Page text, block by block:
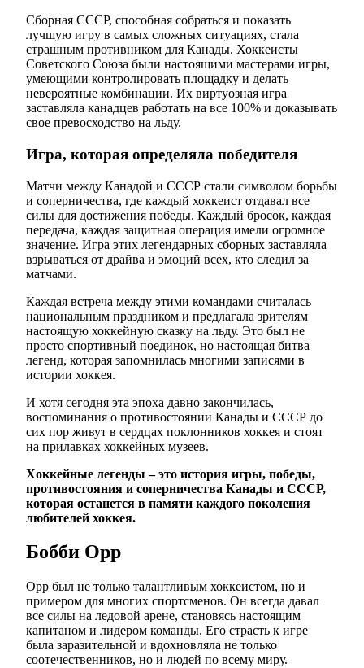
Сборная СССР, способная собраться и показать
лучшую игру в самых сложных ситуациях, стала
страшным противником для Канады. Хоккеисты
Советского Союза были настоящими мастерами игры,
умеющими контролировать площадку и делать
невероятные комбинации. Их виртуозная игра
заставляла канадцев работать на все 100% и доказывать
свое превосходство на льду.
Игра, которая определяла победителя
Матчи между Канадой и СССР стали символом борьбы
и соперничества, где каждый хоккеист отдавал все
силы для достижения победы. Каждый бросок, каждая
передача, каждая защитная операция имели огромное
значение. Игра этих легендарных сборных заставляла
взрываться от драйва и эмоций всех, кто следил за
матчами.
Каждая встреча между этими командами считалась
национальным праздником и предлагала зрителям
настоящую хоккейную сказку на льду. Это был не
просто спортивный поединок, но настоящая битва
легенд, которая запомнилась многими записями в
истории хоккея.
И хотя сегодня эта эпоха давно закончилась,
воспоминания о противостоянии Канады и СССР до
сих пор живут в сердцах поклонников хоккея и стоят
на прилавках хоккейных музеев.
Хоккейные легенды – это история игры, победы,
противостояния и соперничества Канады и СССР,
которая останется в памяти каждого поколения
любителей хоккея.
Бобби Орр
Орр был не только талантливым хоккеистом, но и
примером для многих спортсменов. Он всегда давал
все силы на ледовой арене, становясь настоящим
капитаном и лидером команды. Его страсть к игре
была заразительной и вдохновляла не только
соотечественников, но и людей по всему миру.